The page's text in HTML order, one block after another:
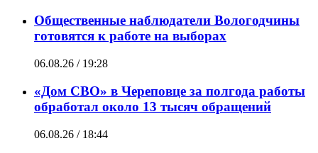
Общественные наблюдатели Вологодчины
готовятся к работе на выборах
06.08.26 / 19:28
«Дом СВО» в Череповце за полгода работы
обработал около 13 тысяч обращений
06.08.26 / 18:44